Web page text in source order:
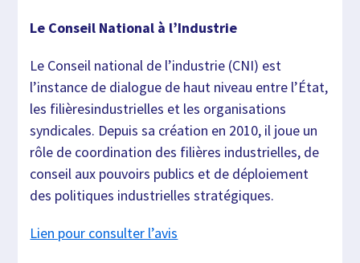
Le Conseil National à l’Industrie
Le Conseil national de l’industrie (CNI) est
l’instance de dialogue de haut niveau entre l’État,
les filièresindustrielles et les organisations
syndicales. Depuis sa création en 2010, il joue un
rôle de coordination des filières industrielles, de
conseil aux pouvoirs publics et de déploiement
des politiques industrielles stratégiques.
Lien pour consulter l’avis